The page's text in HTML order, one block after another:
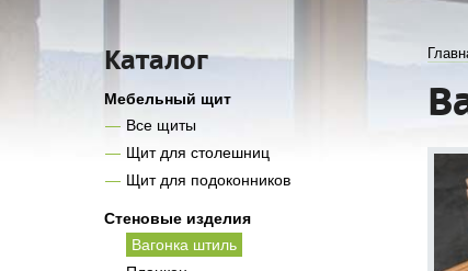
Каталог
Мебельный щит
Все щиты
Щит для столешниц
Щит для подоконников
Стеновые изделия
Вагонка штиль